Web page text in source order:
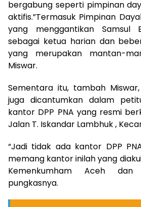
bergabung seperti pimpinan
aktifis.”Termasuk Pimpinan
yang menggantikan Samsul
sebagai ketua harian dan
yang merupakan mantan-
Miswar.
Sementara itu, tambah
juga dicantumkan dalam
kantor DPP PNA yang resmi
Jalan T. Iskandar Lambhuk ,
“Jadi tidak ada kantor DPP
memang kantor inilah yang
Kemenkumham Aceh dan
pungkasnya.